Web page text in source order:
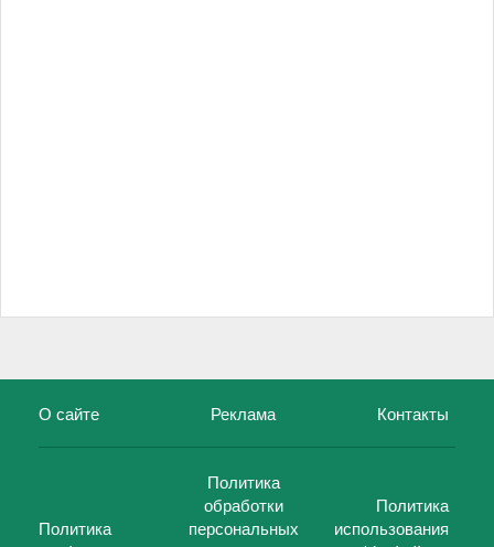
О сайте Реклама Контакты
Политика
Политика
обработки
персональных
Политика
использования